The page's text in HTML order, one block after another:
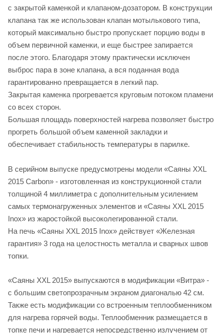
с закрытой каменкой и клапаном-дозатором. В конструкции
клапана так же использован клапан мотылькового типа,
который максимально быстро пропускает порцию воды в
объем первичной каменки, и еще быстрее запирается
после этого. Благодаря этому практически исключен
выброс пара в зоне клапана, а вся поданная вода
гарантированно превращается в легкий пар.
Закрытая каменка прогревается круговым потоком пламени
со всех сторон.
Большая площадь поверхностей нагрева позволяет быстро
прогреть большой объем каменной закладки и
обеспечивает стабильность температуры в парилке.
В серийном выпуске предусмотрены модели «Саяны XXL
2015 Carbon» - изготовленная из конструкционной стали
толщиной 4 миллиметра с дополнительным усилением
самых термонагруженных элементов и «Саяны XXL 2015
Inox» из жаростойкой высоколегированной стали.
На печь «Саяны XXL 2015 Inox» действует «Железная
гарантия» 3 года на целостность металла и сварных швов
топки.
«Саяны XXL 2015» выпускаются в модификации «Витра» -
с большим светопрозрачным экраном диагональю 42 см.
Также есть модификации со встроенным теплообменником
для нагрева горячей воды. Теплообменник размещается в
топке печи и нагревается непосредственно излучением от